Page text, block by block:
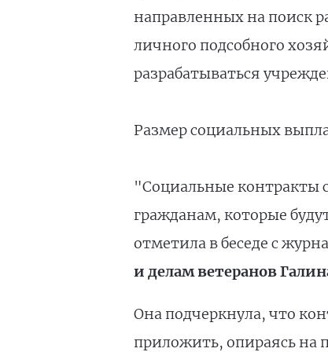
направленных на поиск
личного подсобного
разрабатываться
Размер социальных
"Социальные
гражданам, которые
отметила в беседе с
и делам ветеранов
Она подчеркнула, что
приложить, опираясь на